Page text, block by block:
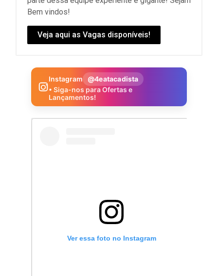
Bem vindos!
Veja aqui as Vagas disponíveis!
Instagram
@4eatacadista
• Siga-nos para Ofertas e
Lançamentos!
Ver essa foto no Instagram